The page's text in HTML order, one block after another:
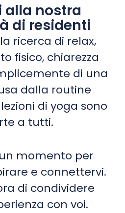
alla nostra
di residenti
ricerca di relax,
fisico, chiarezza
di una
dalla routine
di yoga sono
a tutti.
momento per
e connettervi.
di condividere
con voi.